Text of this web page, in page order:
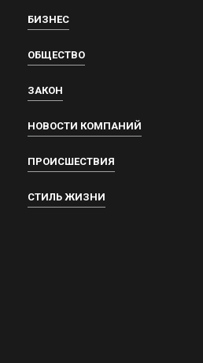
БИЗНЕС
ОБЩЕСТВО
ЗАКОН
НОВОСТИ КОМПАНИЙ
ПРОИСШЕСТВИЯ
СТИЛЬ ЖИЗНИ